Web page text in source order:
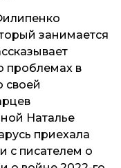
занимается
проблемах в
своей
Наталье
приехала
с писателем о